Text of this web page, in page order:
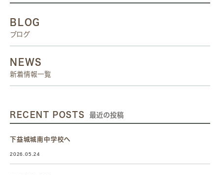
BLOG
ブログ
NEWS
新着情報一覧
RECENT POSTS 最近の投稿
下益城城南中学校へ
2026.05.24